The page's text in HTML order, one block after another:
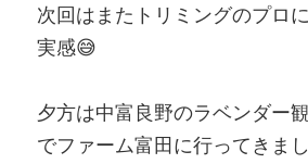
次回はまたトリミングのプロ
実感😅
夕方は中富良野のラベンダー
でファーム富田に行ってきま